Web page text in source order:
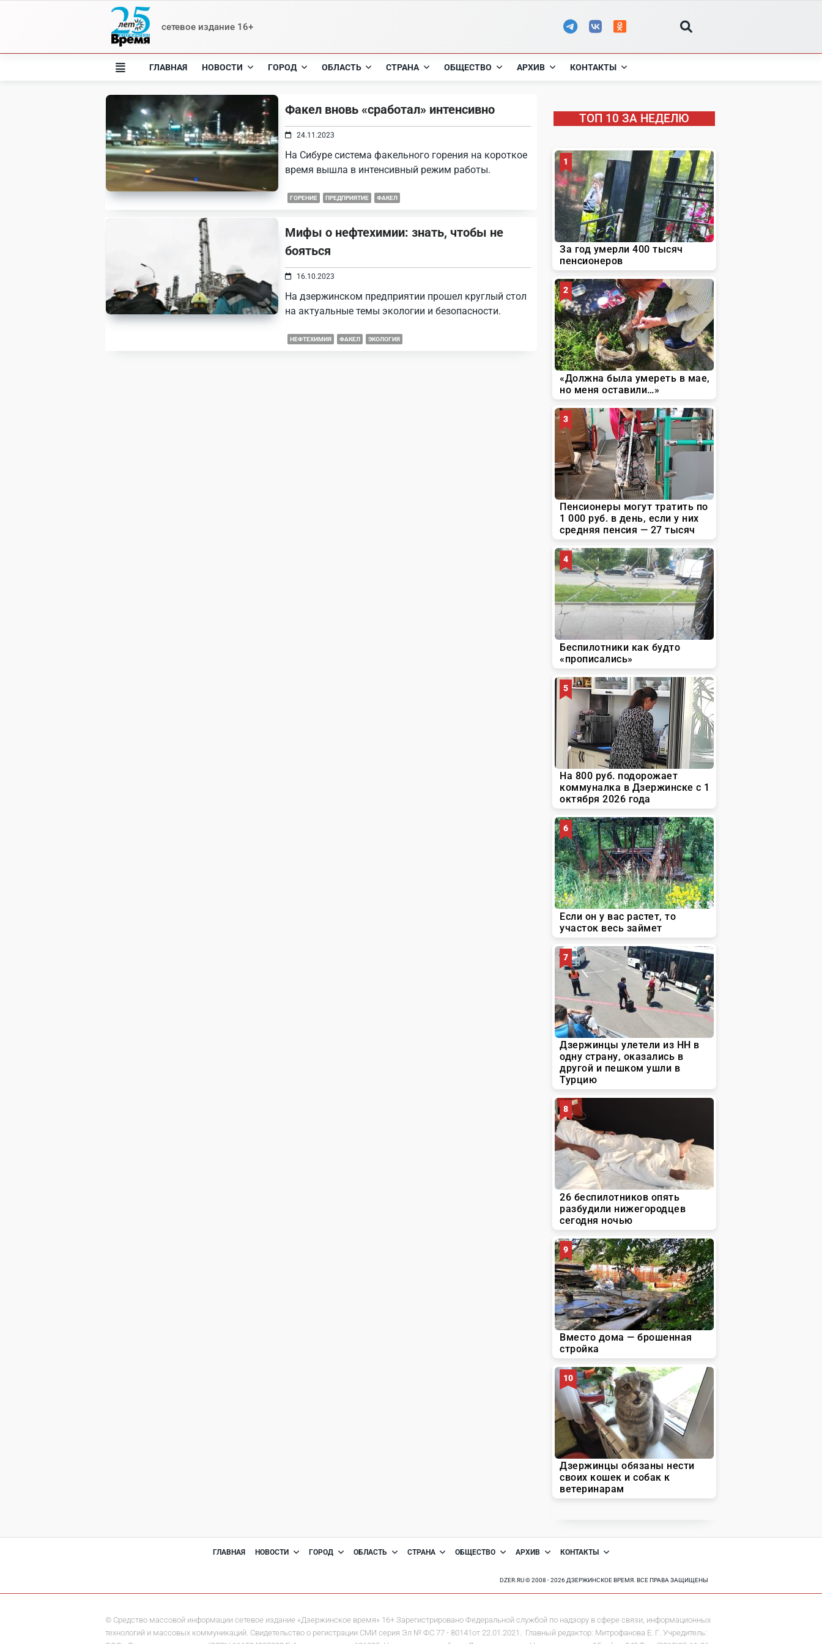
сетевое издание 16+
ГЛАВНАЯ НОВОСТИ ГОРОД ОБЛАСТЬ СТРАНА ОБЩЕСТВО АРХИВ КОНТАКТЫ
Факел вновь «сработал» интенсивно
24.11.2023
На Сибуре система факельного горения на короткое
время вышла в интенсивный режим работы.
ГОРЕНИЕ ПРЕДПРИЯТИЕ ФАКЕЛ
Мифы о нефтехимии: знать, чтобы не
бояться
16.10.2023
На дзержинском предприятии прошел круглый стол
на актуальные темы экологии и безопасности.
НЕФТЕХИМИЯ ФАКЕЛ ЭКОЛОГИЯ
ТОП 10 ЗА НЕДЕЛЮ
ГЛАВНАЯ НОВОСТИ ГОРОД ОБЛАСТЬ СТРАНА ОБЩЕСТВО АРХИВ КОНТАКТЫ
DZER.RU © 2008 - 2026 ДЗЕРЖИНСКОЕ ВРЕМЯ. ВСЕ ПРАВА ЗАЩИЩЕНЫ
© Средство массовой информации сетевое издание «Дзержинское время» 16+ Зарегистрировано Федеральной службой по надзору в сфере связи, информационных
технологий и массовых коммуникаций. Свидетельство о регистрации СМИ серия Эл № ФС 77 - 80141от 22.01.2021. Главный редактор: Митрофанова Е. Г. Учредитель: